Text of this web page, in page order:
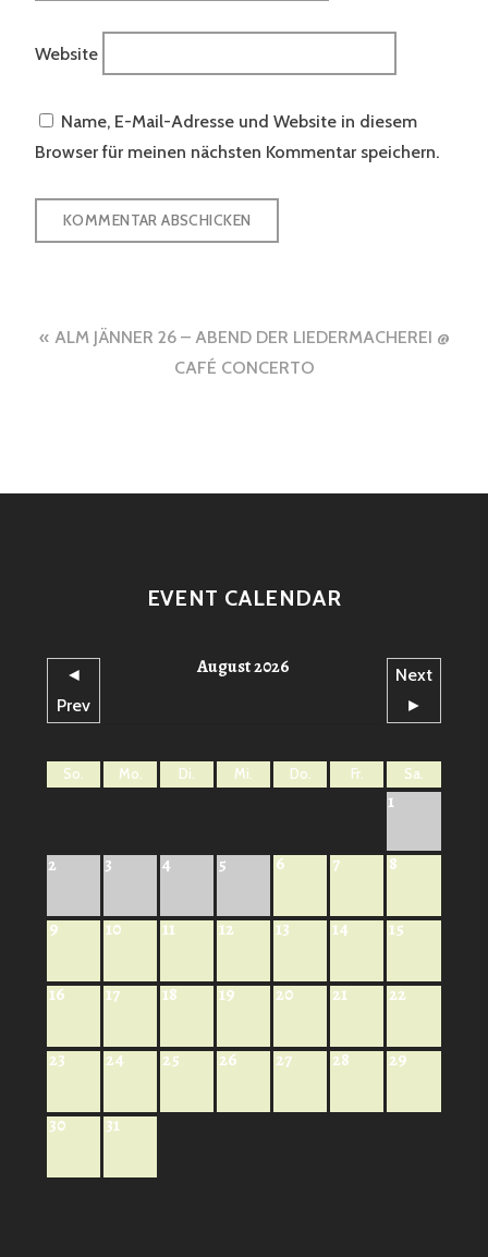
Website
Name, E-Mail-Adresse und Website in diesem
Browser für meinen nächsten Kommentar speichern.
Beitragsnavigation
ALM JÄNNER 26 – ABEND DER LIEDERMACHEREI @
CAFÉ CONCERTO
EVENT CALENDAR
◄
Prev
August 2026
Next
►
So. Mo. Di. Mi. Do. Fr. Sa.
1
2 3 4 5 6 7 8
9 10 11 12 13 14 15
16 17 18 19 20 21 22
23 24 25 26 27 28 29
30 31